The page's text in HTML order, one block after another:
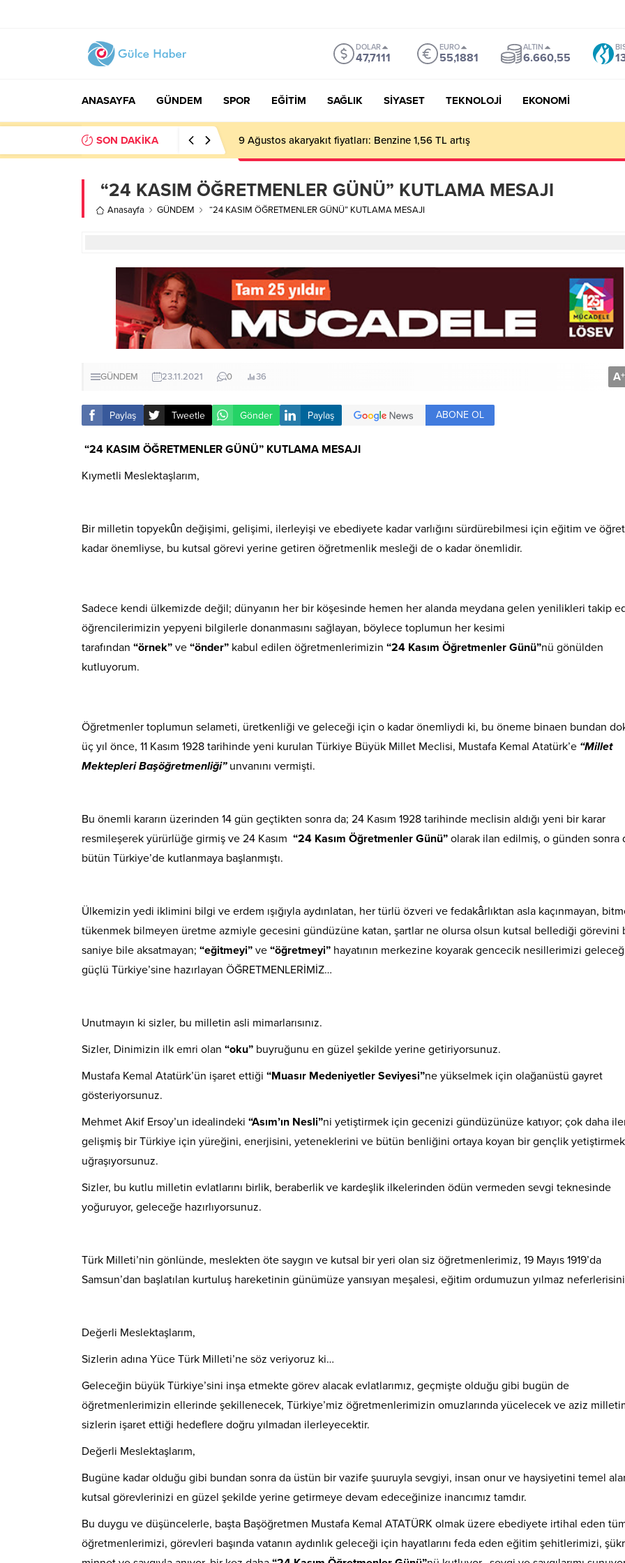
DOLAR
47,7111
EURO
55,1881
ALTIN
6.660,55
ANASAYFA GÜNDEM SPOR EĞİTİM SAĞLIK SİYASET TEKNOLOJİ EKONOMİ
SON DAKİKA 9 Ağustos akaryakıt fiyatları: Benzine 1,56 TL artış
“24 KASIM ÖĞRETMENLER GÜNÜ” KUTLAMA MESAJI
Anasayfa GÜNDEM “24 KASIM ÖĞRETMENLER GÜNÜ” KUTLAMA MESAJI
GÜNDEM 23.11.2021 0 36 A+
Paylaş Tweetle Gönder Paylaş ABONE OL
“24 KASIM ÖĞRETMENLER GÜNÜ” KUTLAMA MESAJI
Kıymetli Meslektaşlarım,
Bir milletin topyekûn değişimi, gelişimi, ilerleyişi ve ebediyete kadar varlığını sürdürebilmesi için eğitim ve
kadar önemliyse, bu kutsal görevi yerine getiren öğretmenlik mesleği de o kadar önemlidir.
Sadece kendi ülkemizde değil; dünyanın her bir köşesinde hemen her alanda meydana gelen yenilikleri takip
öğrencilerimizin yepyeni bilgilerle donanmasını sağlayan, böylece toplumun her kesimi
tarafından “örnek” ve “önder” kabul edilen öğretmenlerimizin “24 Kasım Öğretmenler Günü”nü gönülden
kutluyorum.
Öğretmenler toplumun selameti, üretkenliği ve geleceği için o kadar önemliydi ki, bu öneme binaen bundan
üç yıl önce, 11 Kasım 1928 tarihinde yeni kurulan Türkiye Büyük Millet Meclisi, Mustafa Kemal Atatürk’e “Millet
Mektepleri Başöğretmenliği” unvanını vermişti.
Bu önemli kararın üzerinden 14 gün geçtikten sonra da; 24 Kasım 1928 tarihinde meclisin aldığı yeni bir karar
resmileşerek yürürlüğe girmiş ve 24 Kasım “24 Kasım Öğretmenler Günü” olarak ilan edilmiş, o günden sonra
bütün Türkiye’de kutlanmaya başlanmıştı.
Ülkemizin yedi iklimini bilgi ve erdem ışığıyla aydınlatan, her türlü özveri ve fedakârlıktan asla kaçınmayan,
tükenmek bilmeyen üretme azmiyle gecesini gündüzüne katan, şartlar ne olursa olsun kutsal bellediği görevini
saniye bile aksatmayan; “eğitmeyi” ve “öğretmeyi” hayatının merkezine koyarak gencecik nesillerimizi
güçlü Türkiye’sine hazırlayan ÖĞRETMENLERİMİZ…
Unutmayın ki sizler, bu milletin asli mimarlarısınız.
Sizler, Dinimizin ilk emri olan “oku” buyruğunu en güzel şekilde yerine getiriyorsunuz.
Mustafa Kemal Atatürk’ün işaret ettiği “Muasır Medeniyetler Seviyesi”ne yükselmek için olağanüstü gayret
gösteriyorsunuz.
Mehmet Akif Ersoy’un idealindeki “Asım’ın Nesli”ni yetiştirmek için gecenizi gündüzünüze katıyor; çok daha
gelişmiş bir Türkiye için yüreğini, enerjisini, yeteneklerini ve bütün benliğini ortaya koyan bir gençlik
uğraşıyorsunuz.
Sizler, bu kutlu milletin evlatlarını birlik, beraberlik ve kardeşlik ilkelerinden ödün vermeden sevgi teknesinde
yoğuruyor, geleceğe hazırlıyorsunuz.
Türk Milleti’nin gönlünde, meslekten öte saygın ve kutsal bir yeri olan siz öğretmenlerimiz, 19 Mayıs 1919’da
Samsun’dan başlatılan kurtuluş hareketinin günümüze yansıyan meşalesi, eğitim ordumuzun yılmaz
Değerli Meslektaşlarım,
Sizlerin adına Yüce Türk Milleti’ne söz veriyoruz ki…
Geleceğin büyük Türkiye’sini inşa etmekte görev alacak evlatlarımız, geçmişte olduğu gibi bugün de
öğretmenlerimizin ellerinde şekillenecek, Türkiye’miz öğretmenlerimizin omuzlarında yücelecek ve aziz
sizlerin işaret ettiği hedeflere doğru yılmadan ilerleyecektir.
Değerli Meslektaşlarım,
Bugüne kadar olduğu gibi bundan sonra da üstün bir vazife şuuruyla sevgiyi, insan onur ve haysiyetini temel
kutsal görevlerinizi en güzel şekilde yerine getirmeye devam edeceğinize inancımız tamdır.
Bu duygu ve düşüncelerle, başta Başöğretmen Mustafa Kemal ATATÜRK olmak üzere ebediyete irtihal eden
öğretmenlerimizi, görevleri başında vatanın aydınlık geleceği için hayatlarını feda eden eğitim şehitlerimizi,